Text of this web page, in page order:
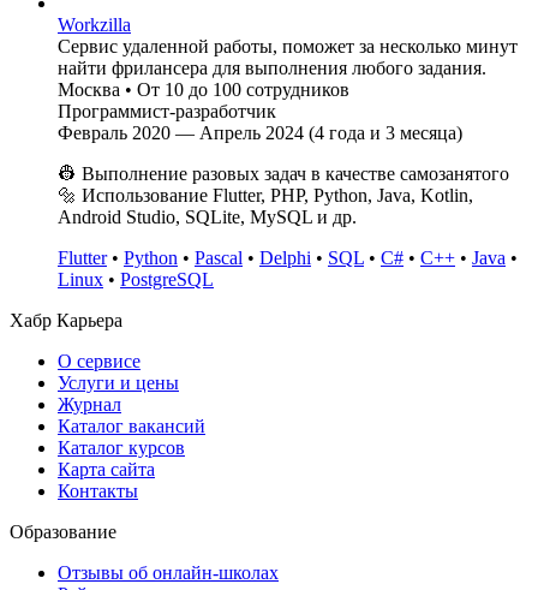
Workzilla
Сервис удаленной работы, поможет за несколько минут
найти фрилансера для выполнения любого задания.
Москва • От 10 до 100 сотрудников
Программист-разработчик
Февраль 2020 — Апрель 2024 (4 года и 3 месяца)
👷 Выполнение разовых задач в качестве самозанятого
🔩 Использование Flutter, PHP, Python, Java, Kotlin,
Android Studio, SQLite, MySQL и др.
Flutter• Python • Pascal • Delphi • SQL • C# • C++ • Java •
Linux • PostgreSQL
Хабр Карьера
О сервисе
Услуги и цены
Журнал
Каталог вакансий
Каталог курсов
Карта сайта
Контакты
Образование
Отзывы об онлайн-школах